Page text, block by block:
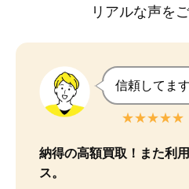
リアルな声を
信頼してます
★★★★★
納得の高額買取！また利
ス。